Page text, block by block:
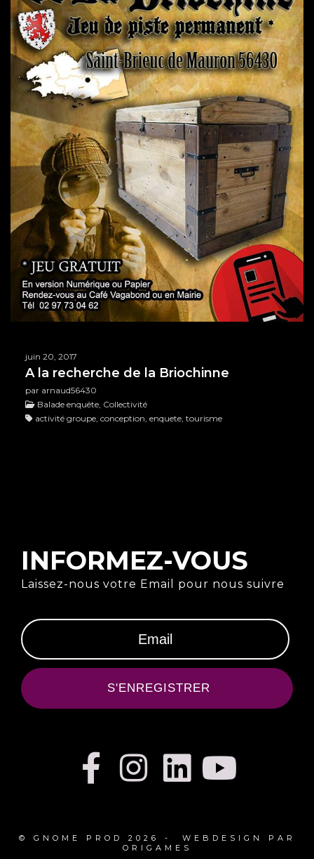
juin 20, 2017
A la recherche de la Briochinne
par arnaud56430
Balade enquête, Collectivité
activité groupe, conception, enquete, tourisme
INFORMEZ-VOUS
Laissez-nous votre Email pour nous suivre
S'ENREGISTRER
© GNOME PROD 2026 - WEBDESIGN PAR
ORIGAMES